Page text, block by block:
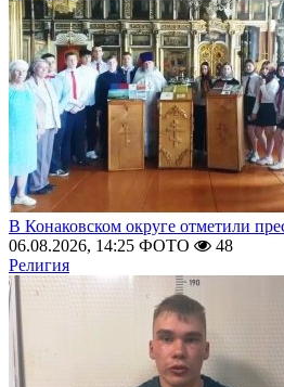
В Конаковском округе отметили
06.08.2026, 14:25 ФОТО
48
Религия